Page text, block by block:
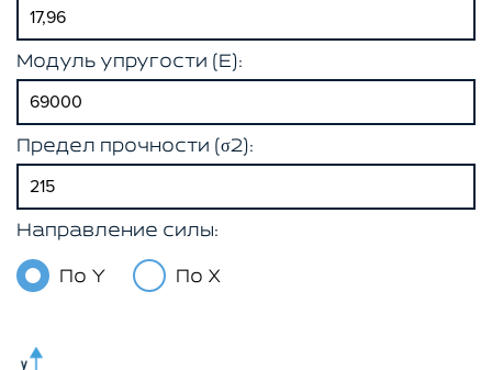
Модуль упругости (E):
Предел прочности (σ2):
Направление силы:
По Y По X